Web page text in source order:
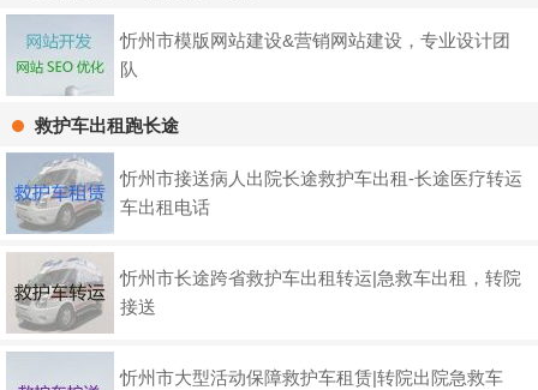
忻州市模版网站建设&营销网站建设，专业设计团
队
救护车出租跑长途
忻州市接送病人出院长途救护车出租-长途医疗转运
车出租电话
忻州市长途跨省救护车出租转运|急救车出租，转院
接送
忻州市大型活动保障救护车租赁|转院出院急救车